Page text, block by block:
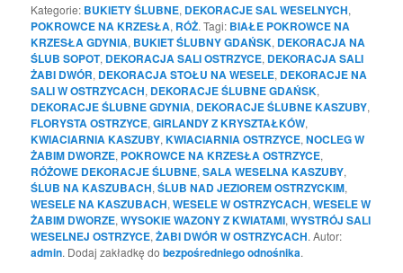
Kategorie: BUKIETY ŚLUBNE, DEKORACJE SAL WESELNYCH,
POKROWCE NA KRZESŁA, RÓŻ. Tagi: BIAŁE POKROWCE NA
KRZESŁA GDYNIA, BUKIET ŚLUBNY GDAŃSK, DEKORACJA NA
ŚLUB SOPOT, DEKORACJA SALI OSTRZYCE, DEKORACJA SALI
ŻABI DWÓR, DEKORACJA STOŁU NA WESELE, DEKORACJE NA
SALI W OSTRZYCACH, DEKORACJE ŚLUBNE GDAŃSK,
DEKORACJE ŚLUBNE GDYNIA, DEKORACJE ŚLUBNE KASZUBY,
FLORYSTA OSTRZYCE,GIRLANDY Z KRYSZTAŁKÓW,
KWIACIARNIA KASZUBY,KWIACIARNIA OSTRZYCE,NOCLEG W
ŻABIM DWORZE, POKROWCE NA KRZESŁA OSTRZYCE,
RÓŻOWE DEKORACJE ŚLUBNE,SALA WESELNA KASZUBY,
ŚLUB NA KASZUBACH,ŚLUB NAD JEZIOREM OSTRZYCKIM,
WESELE NA KASZUBACH,WESELE W OSTRZYCACH,WESELE W
ŻABIM DWORZE,WYSOKIE WAZONY Z KWIATAMI,WYSTRÓJ SALI
WESELNEJ OSTRZYCE,ŻABI DWÓR W OSTRZYCACH. Autor:
admin. Dodaj zakładkę dobezpośredniego odnośnika.